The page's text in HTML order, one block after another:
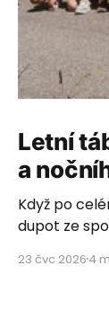
Letní
a
Když po
dupot ze
ticho. Ticho
23 čvc 2026 4